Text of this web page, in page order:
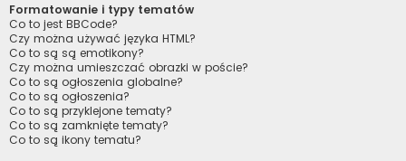
Formatowanie i typy tematów
Co to jest BBCode?
Czy można używać języka HTML?
Co to są są emotikony?
Czy można umieszczać obrazki w poście?
Co to są ogłoszenia globalne?
Co to są ogłoszenia?
Co to są przyklejone tematy?
Co to są zamknięte tematy?
Co to są ikony tematu?